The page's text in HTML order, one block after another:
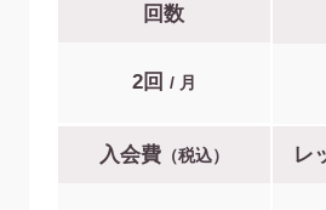
回数
2回 / 月
入会費（税込） レ